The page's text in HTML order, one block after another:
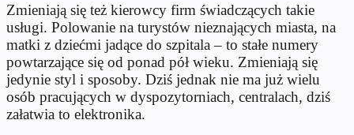
Zmieniają się też kierowcy firm świadczących takie
usługi. Polowanie na turystów nieznających miasta, na
matki z dziećmi jadące do szpitala – to stałe numery
powtarzające się od ponad pół wieku. Zmieniają się
jedynie styl i sposoby. Dziś jednak nie ma już wielu
osób pracujących w dyspozytorniach, centralach, dziś
załatwia to elektronika.